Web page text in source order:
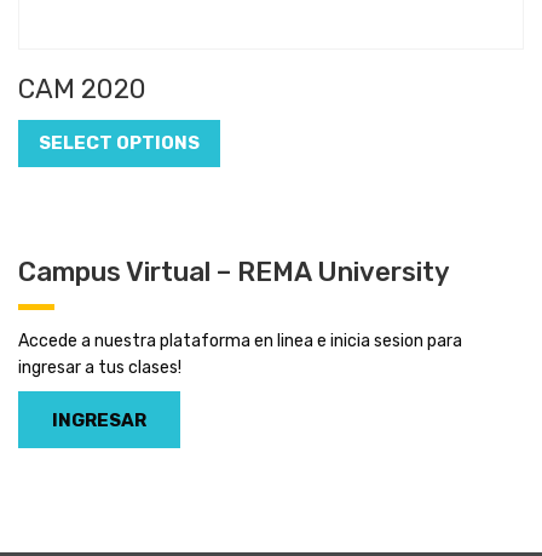
CAM 2020
SELECT OPTIONS
Campus Virtual – REMA University
Accede a nuestra plataforma en linea e inicia sesion para
ingresar a tus clases!
INGRESAR